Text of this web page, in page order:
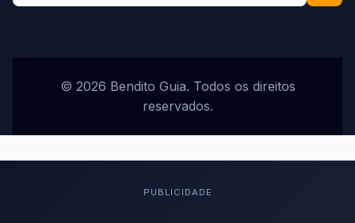
© 2026 Bendito Guia. Todos os direitos
reservados.